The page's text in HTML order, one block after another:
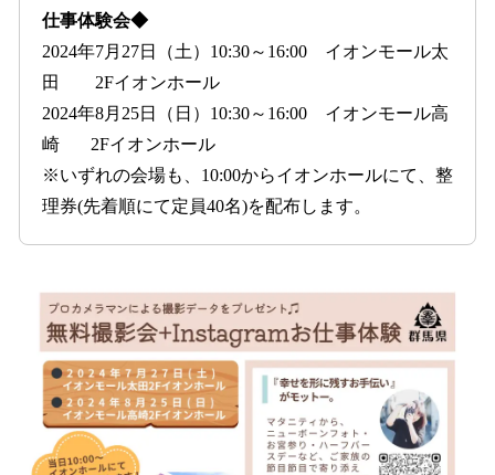
仕事体験会◆
2024年7月27日（土）10:30～16:00 イオンモール太
田 2Fイオンホール
2024年8月25日（日）10:30～16:00 イオンモール高
崎 2Fイオンホール
※いずれの会場も、10:00からイオンホールにて、整
理券(先着順にて定員40名)を配布します。